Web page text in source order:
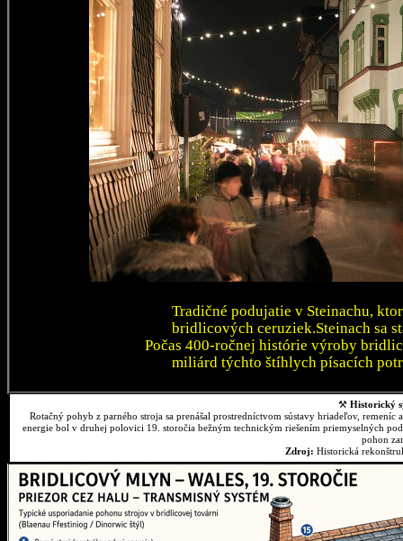
Tradičné podujatie v Steinachu,
bridlicových ceruziek.Steinach sa
Počas 400-ročnej histórie výroby
miliárd týchto štíhlych písacích
⚒ Historický
Rotačný pohyb z parného stroja sa prenášal prostredníctvom sústavy hriadeľov,
energie bol v druhej polovici 19. storočia bežným technickým riešením priemyselných
pohon
Zdroj: Historická